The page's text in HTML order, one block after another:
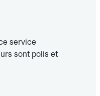
service
sont polis et